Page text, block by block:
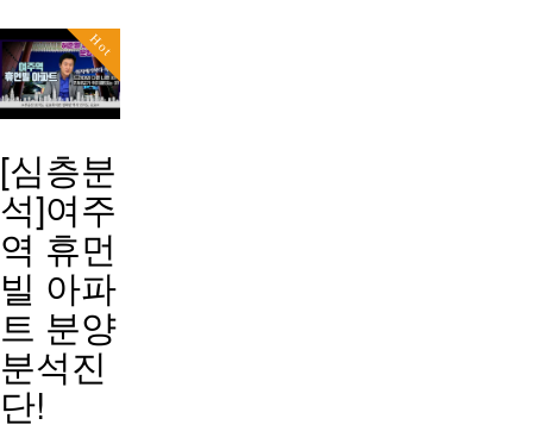
Hot
[심층분
석]여주
역 휴먼
빌 아파
트 분양
분석진
단!